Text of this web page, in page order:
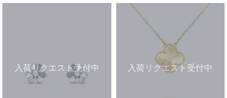
入荷リクエスト受付中 入荷リクエスト受付中